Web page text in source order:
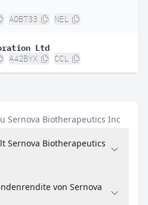
A0B733 NEL
Ltd
A42BYX CCL
Sernova Biotherapeutics Inc
Sernova Biotherapeutics
von Sernova